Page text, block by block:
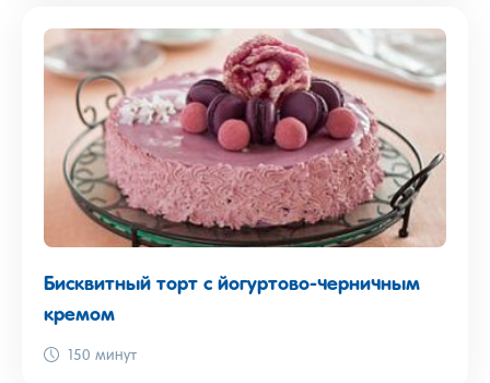
Бисквитный торт с йогуртово-черничным
кремом
150 минут